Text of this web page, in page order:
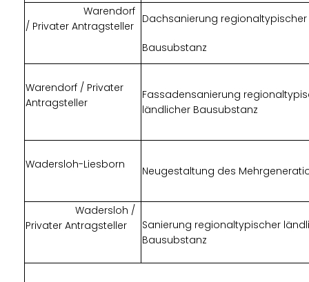
Warendorf
/ Privater Antragsteller
Dachsanierung
Bausubstanz
Warendorf / Privater
Antragsteller
Fassadensanierung
ländlicher Bausubstanz
Wadersloh-Liesborn Neugestaltung des
Wadersloh /
Privater Antragsteller
Sanierung regionaltypischer
Bausubstanz